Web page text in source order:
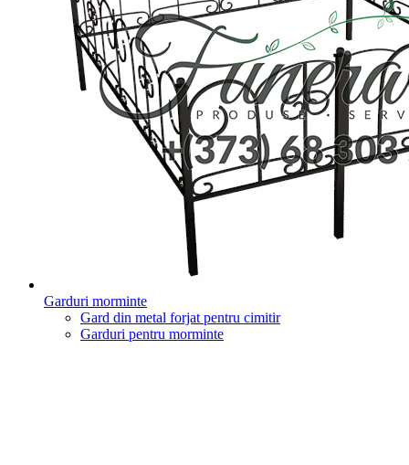
Garduri morminte
Gard din metal forjat pentru cimitir
Garduri pentru morminte